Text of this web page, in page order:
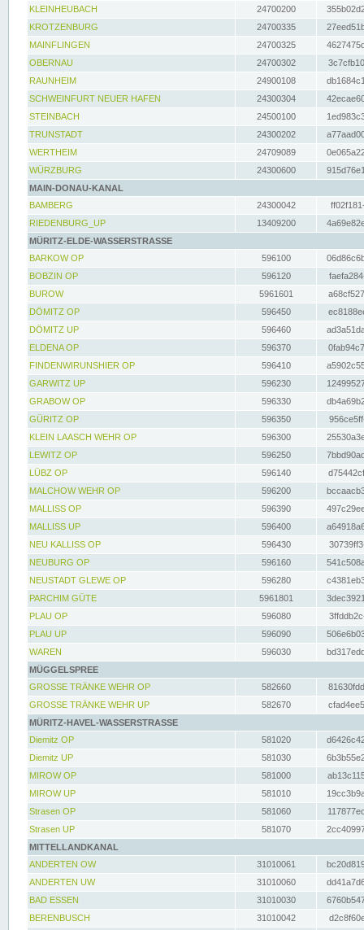
KLEINHEUBACH 24700200
KROTZENBURG
24700335
MAINFLINGEN
24700325
OBERNAU
24700302
RAUNHEIM
24900108
SCHWEINFURT NEUER HAFEN
24300304
STEINBACH
24500100
TRUNSTADT
24300202
WERTHEIM
24709089
WÜRZBURG
24300600
MAIN-DONAU-KANAL
BAMBERG
24300042
RIEDENBURG_UP
13409200
MÜRITZ-ELDE-WASSERSTRASSE
BARKOW OP
596100
BOBZIN OP
596120
BUROW
5961601
DÖMITZ OP
596450
DÖMITZ UP
596460
ELDENA OP
596370
FINDENWIRUNSHIER OP
596410
GARWITZ UP
596230
GRABOW OP
596330
GÜRITZ OP
596350
KLEIN LAASCH WEHR OP
596300
LEWITZ OP
596250
LÜBZ OP
596140
MALCHOW WEHR OP
596200
MALLISS OP
596390
MALLISS UP
596400
NEU KALLISS OP
596430
NEUBURG OP
596160
NEUSTADT GLEWE OP
596280
PARCHIM GÜTE
5961801
PLAU OP
596080
PLAU UP
596090
WAREN
596030
MÜGGELSPREE
GROSSE TRÄNKE WEHR OP
582660
GROSSE TRÄNKE WEHR UP
582670
MÜRITZ-HAVEL-WASSERSTRASSE
Diemitz OP
581020
Diemitz UP
581030
MIROW OP
581000
MIROW UP
581010
Strasen OP
581060
Strasen UP
581070
MITTELLANDKANAL
ANDERTEN OW
31010061
ANDERTEN UW
31010060
BAD ESSEN
31010030
BERENBUSCH
31010042